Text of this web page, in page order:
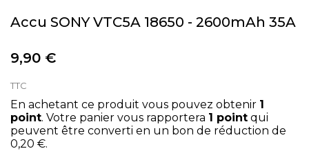
Accu SONY VTC5A 18650 - 2600mAh 35A
9,90 €
TTC
En achetant ce produit vous pouvez obtenir 1
point. Votre panier vous rapportera 1 point qui
peuvent être converti en un bon de réduction de
0,20 €.